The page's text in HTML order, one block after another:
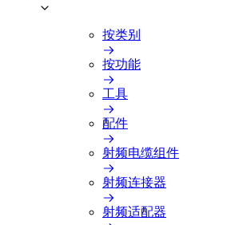
按类别
按功能
工具
配件
射频电缆组件
射频连接器
射频适配器